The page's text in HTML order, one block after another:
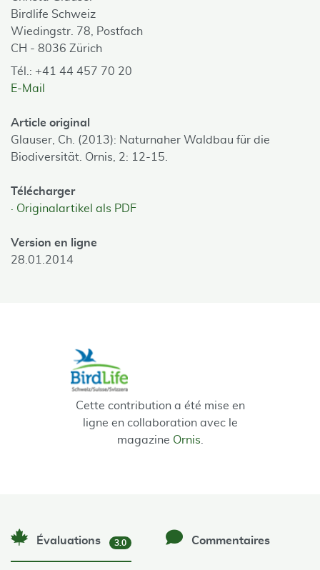
Birdlife Schweiz
Wiedingstr. 78, Postfach
CH - 8036 Zürich
Tél.: +41 44 457 70 20
E-Mail
Article original
Glauser, Ch. (2013): Naturnaher Waldbau für die
Biodiversität. Ornis, 2: 12-15.
Télécharger
Originalartikel als PDF
Version en ligne
28.01.2014
Cette contribution a été mise en
ligne en collaboration avec le
magazine Ornis
Évaluations 3.0 Commentaires